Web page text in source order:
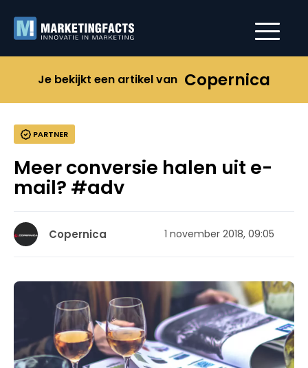
Je bekijkt een artikel van Copernica
PARTNER
Meer conversie halen uit e-
mail? #adv
Copernica 1 november 2018, 09:05